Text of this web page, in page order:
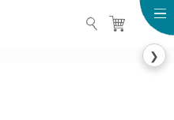
FAIR TRADE LIFE
❯